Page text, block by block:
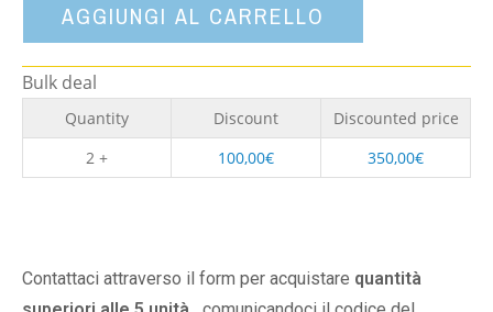
AGGIUNGI AL CARRELLO
Bulk deal
Quantity Discount
Discounted price
2 +
100,00€ 350,00€
Contattaci attraverso il form per acquistare quantità